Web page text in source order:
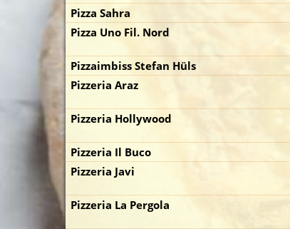
Pizza Sahra
Pizza Uno Fil. Nord
Pizzaimbiss Stefan Hüls
Pizzeria Araz
Pizzeria Hollywood
Pizzeria Il Buco
Pizzeria Javi
Pizzeria La Pergola